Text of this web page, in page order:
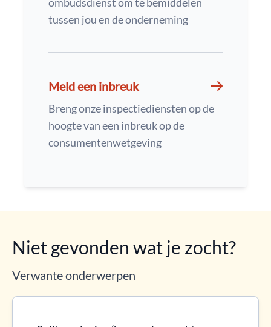
tussen jou en de onderneming
Meld een inbreuk
Breng onze inspectiediensten op de
hoogte van een inbreuk op de
consumentenwetgeving
Niet gevonden wat je zocht?
Verwante onderwerpen